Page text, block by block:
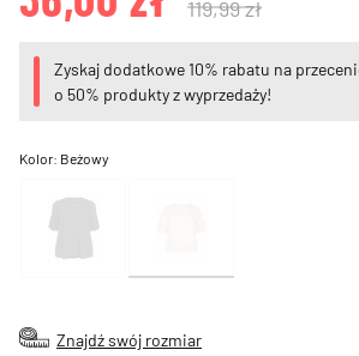
119,99 zł
Zyskaj dodatkowe 10% rabatu na
o 50% produkty z wyprzedaży!
Kolor: Beżowy
Znajdź swój rozmiar